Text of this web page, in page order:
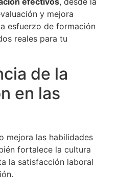
y mejora
esfuerzo de formación
reales para tu
de la
en las
mejora las habilidades
fortalece la cultura
la satisfacción laboral